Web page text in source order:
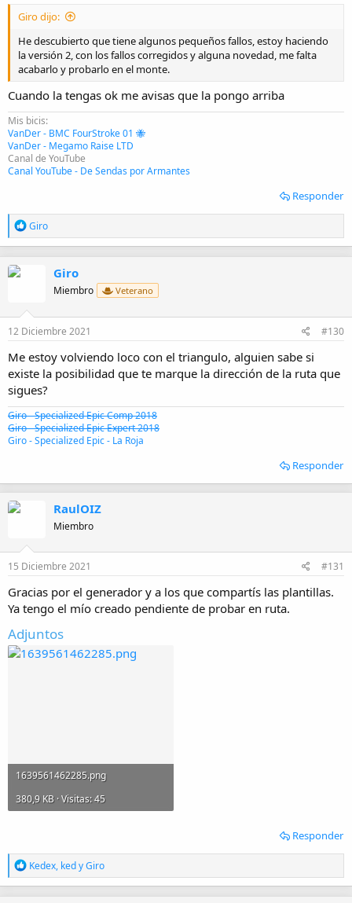
Giro dijo:
He descubierto que tiene algunos pequeños fallos, estoy haciendo
la versión 2, con los fallos corregidos y alguna novedad, me falta
acabarlo y probarlo en el monte.
Cuando la tengas ok me avisas que la pongo arriba
Mis bicis:
VanDer - BMC FourStroke 01 🐝
VanDer - Megamo Raise LTD
Canal de YouTube
Canal YouTube - De Sendas por Armantes
Responder
R
e
a
n
e
s
Giro
Giro
Miembro Veterano
12 Diciembre 2021 #130
Me estoy volviendo loco con el triangulo, alguien sabe si
existe la posibilidad que te marque la dirección de la ruta que
sigues?
Giro - Specialized Epic Comp 2018
Giro - Specialized Epic Expert 2018
Giro - Specialized Epic - La Roja
Responder
RaulOIZ
Miembro
15 Diciembre 2021 #131
Gracias por el generador y a los que compartís las plantillas.
Ya tengo el mío creado pendiente de probar en ruta.
Adjuntos
1639561462285.png
380,9 KB · Visitas: 45
Responder
R
e
a
Kedex, kedyGiro